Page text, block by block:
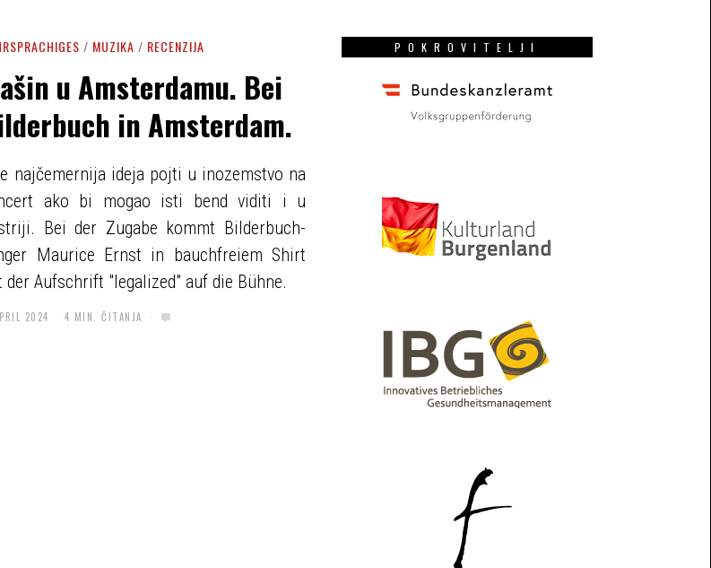
/ MUZIKA / RECENZIJA
u Amsterdamu. Bei
in Amsterdam.
najčemernija ideja pojti u inozemstvo na
ako bi mogao isti bend viditi i u
Bei der Zugabe kommt Bilderbuch-
Maurice Ernst in bauchfreiem Shirt
der Aufschrift "legalized" auf die Bühne.
2024 4 MIN. ČITANJA
POKROVITELJI